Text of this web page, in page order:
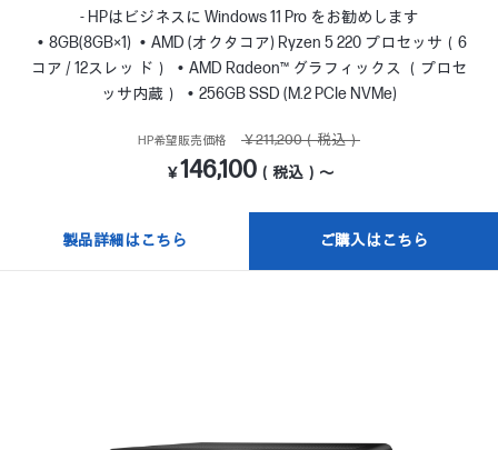
- HPはビジネスに Windows 11 Pro をお勧めします
8GB(8GB×1)
AMD (オクタコア) Ryzen 5 220 プロセッサ（6
コア / 12スレッ ド）
AMD Radeon™ グラフィックス （プロセ
ッサ内蔵）
256GB SSD (M.2 PCIe NVMe)
HP希望販売価格 ￥211,200（税込）
￥146,100（税込）～
製品詳細はこちら ご購入はこちら